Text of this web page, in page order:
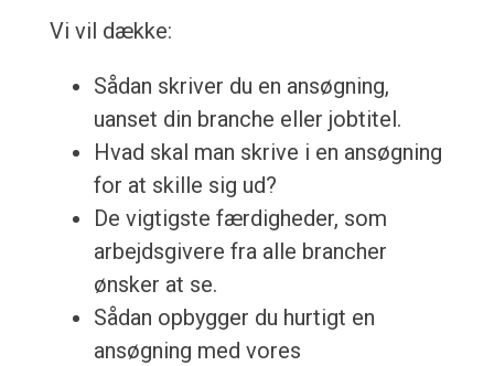
Vi vil dække:
Sådan skriver du en ansøgning,
uanset din branche eller jobtitel.
Hvad skal man skrive i en ansøgning
for at skille sig ud?
De vigtigste færdigheder, som
arbejdsgivere fra alle brancher
ønsker at se.
Sådan opbygger du hurtigt en
ansøgning med vores